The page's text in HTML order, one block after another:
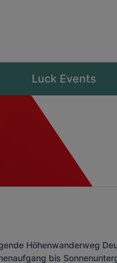
Luck Events
Höhenwanderweg
bis